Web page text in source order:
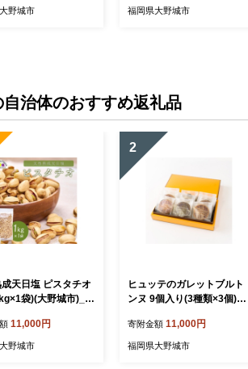
スポーツ ゴルフス
野城市
練習 スポーツ ゴルフスイン
福岡県大野城市
自治体のおすすめ返礼品
天日塩 ピスタチオ
袋)(大野城市)_
成 天日塩 おやつ ス
菓子 風味 コク 大野
11,000円
野城市
2
ヒュッテのガレットブルト
ンヌ 9個入り(3種類×3個)
寄附金額 11,000円
福岡県大野城市